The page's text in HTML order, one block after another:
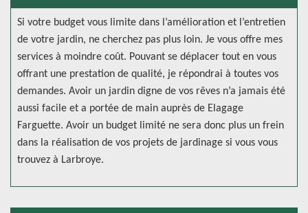
Si votre budget vous limite dans l’amélioration et l’entretien
de votre jardin, ne cherchez pas plus loin. Je vous offre mes
services à moindre coût. Pouvant se déplacer tout en vous
offrant une prestation de qualité, je répondrai à toutes vos
demandes. Avoir un jardin digne de vos rêves n’a jamais été
aussi facile et a portée de main auprès de Elagage
Farguette. Avoir un budget limité ne sera donc plus un frein
dans la réalisation de vos projets de jardinage si vous vous
trouvez à Larbroye.